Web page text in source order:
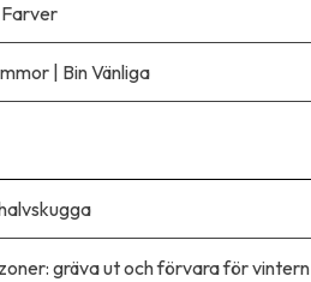
Bin Vänliga
gräva ut och förvara för vintern